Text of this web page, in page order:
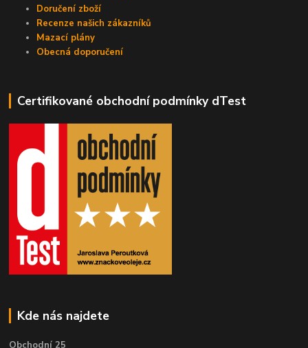
Doručení zboží
Recenze našich zákazníků
Mazací plány
Obecná doporučení
Certifikované obchodní podmínky dTest
Kde nás najdete
Obchodní 25